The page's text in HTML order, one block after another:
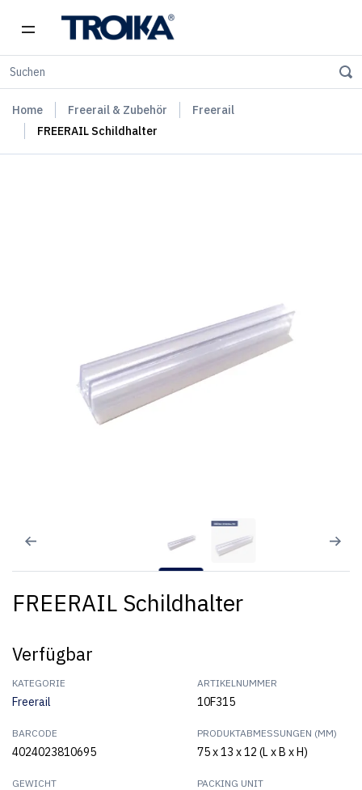
Home Freerail & Zubehör
Freerail
FREERAIL Schildhalter
FREERAIL Schildhalter
Verfügbar
KATEGORIE
Freerail
ARTIKELNUMMER
10F315
BARCODE
4024023810695
PRODUKTABMESSUNGEN (MM)
75 x 13 x 12 (L x B x H)
GEWICHT PACKING UNIT